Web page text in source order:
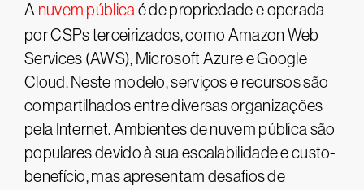
A nuvem pública é de propriedade e operada
por CSPs terceirizados, como Amazon Web
Services (AWS), Microsoft Azure e Google
Cloud. Neste modelo, serviços e recursos são
compartilhados entre diversas organizações
pela Internet. Ambientes de nuvem pública são
populares devido à sua escalabilidade e custo-
benefício, mas apresentam desafios de